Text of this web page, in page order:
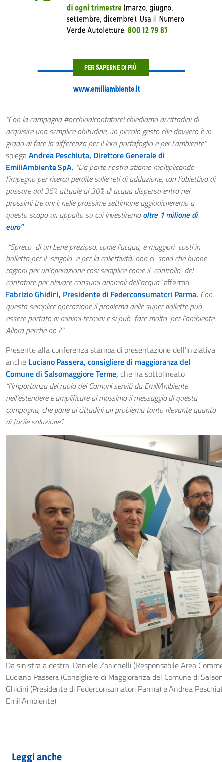
“Con la campagna #occhioalcontatore! chiediamo ai cittadini di
acquisire una semplice abitudine, un piccolo gesto che davvero è in
grado di fare la differenza per il loro portafoglio e per l’ambiente”
spiegaAndrea Peschiuta, Direttore Generale di
EmiliAmbiente SpA. “Da parte nostra stiamo moltiplicando
l’impegno per ricerca perdite sulle reti di adduzione, con l’obiettivo di
passare dal 36% attuale al 30% di acqua dispersa entro nei
prossimi tre anni: nelle prossime settimane aggiudicheremo a
questo scopo un appalto su cui investiremooltre 1 milione di
euro”.
“Spreco di un bene prezioso, come l’acqua, e maggiori costi in
bolletta per il singolo e per la collettività: non ci sono che buone
ragioni per un’operazione cosi semplice come il controllo del
contatore per rilevare consumi anomali dell’acqua”afferma
Fabrizio Ghidini, Presidente di Federconsumatori Parma. Con
questa semplice operazione il problema delle super bollette può
essere portato ai minimi termini e si può fare molto per l’ambiente.
Allora perchè no ?”
Presente alla conferenza stampa di presentazione dell’iniziativa
anche Luciano Passera, consigliere di maggioranza del
Comune di Salsomaggiore Terme, che ha sottolineato
“l’importanza del ruolo dei Comuni serviti da EmiliAmbiente
nell’estendere e amplificare al massimo il messaggio di questa
campagna, che pone ai cittadini un problema tanto rilevante quanto
di facile soluzione”.
Da sinistra a destra: Daniele Zanichelli (Responsabile Area
Luciano Passera (Consigliere di Maggioranza del Comune di
Ghidini (Presidente di Federconsumatori Parma) e Andrea
EmiliAmbiente)
Leggi anche